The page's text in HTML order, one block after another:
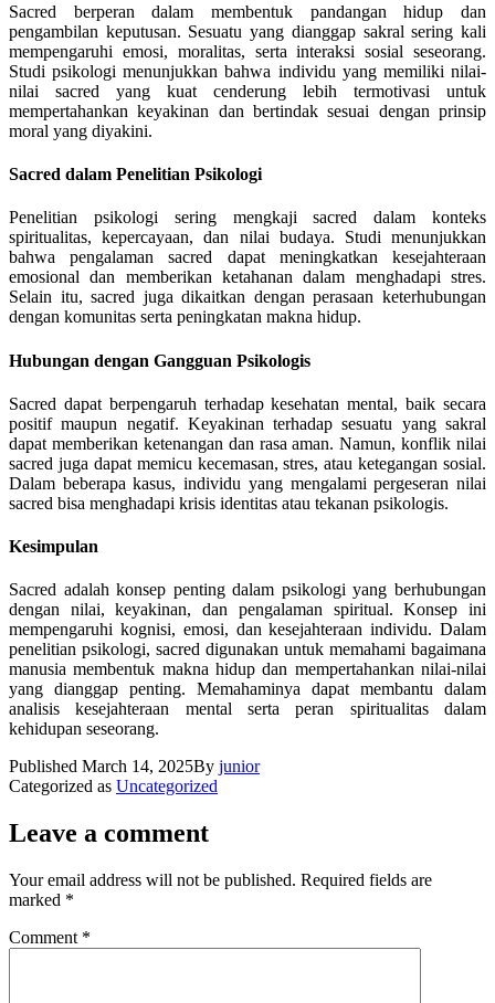
Sacred berperan dalam membentuk pandangan hidup dan
pengambilan keputusan. Sesuatu yang dianggap sakral sering kali
mempengaruhi emosi, moralitas, serta interaksi sosial seseorang.
Studi psikologi menunjukkan bahwa individu yang memiliki nilai-
nilai sacred yang kuat cenderung lebih termotivasi untuk
mempertahankan keyakinan dan bertindak sesuai dengan prinsip
moral yang diyakini.
Sacred dalam Penelitian Psikologi
Penelitian psikologi sering mengkaji sacred dalam konteks
spiritualitas, kepercayaan, dan nilai budaya. Studi menunjukkan
bahwa pengalaman sacred dapat meningkatkan kesejahteraan
emosional dan memberikan ketahanan dalam menghadapi stres.
Selain itu, sacred juga dikaitkan dengan perasaan keterhubungan
dengan komunitas serta peningkatan makna hidup.
Hubungan dengan Gangguan Psikologis
Sacred dapat berpengaruh terhadap kesehatan mental, baik secara
positif maupun negatif. Keyakinan terhadap sesuatu yang sakral
dapat memberikan ketenangan dan rasa aman. Namun, konflik nilai
sacred juga dapat memicu kecemasan, stres, atau ketegangan sosial.
Dalam beberapa kasus, individu yang mengalami pergeseran nilai
sacred bisa menghadapi krisis identitas atau tekanan psikologis.
Kesimpulan
Sacred adalah konsep penting dalam psikologi yang berhubungan
dengan nilai, keyakinan, dan pengalaman spiritual. Konsep ini
mempengaruhi kognisi, emosi, dan kesejahteraan individu. Dalam
penelitian psikologi, sacred digunakan untuk memahami bagaimana
manusia membentuk makna hidup dan mempertahankan nilai-nilai
yang dianggap penting. Memahaminya dapat membantu dalam
analisis kesejahteraan mental serta peran spiritualitas dalam
kehidupan seseorang.
Published March 14, 2025By junior
Categorized as Uncategorized
Leave a comment
Your email address will not be published. Required fields are
marked *
Comment *